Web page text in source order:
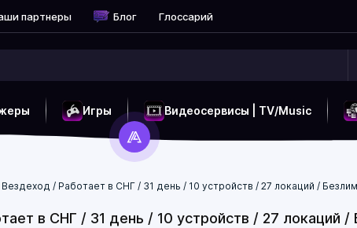
партнеры Блог Глоссарий
Игры Видеосервисы | TV/Music
Вездеход / Работает в СНГ / 31 день / 10 устройств / 27 локаций /
в СНГ / 31 день / 10 устройств / 27 локаций /